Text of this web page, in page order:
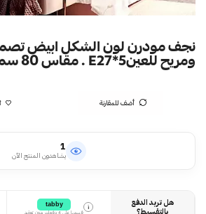
نجف مودرن لون الشكل ابيض
ومريح للعينE27*5 . مقاس 80 سم
أضف للمقارنة
1
يشاهدون المنتج الآن
هل تريد الدفع
بالتقسيط؟
i
tabby